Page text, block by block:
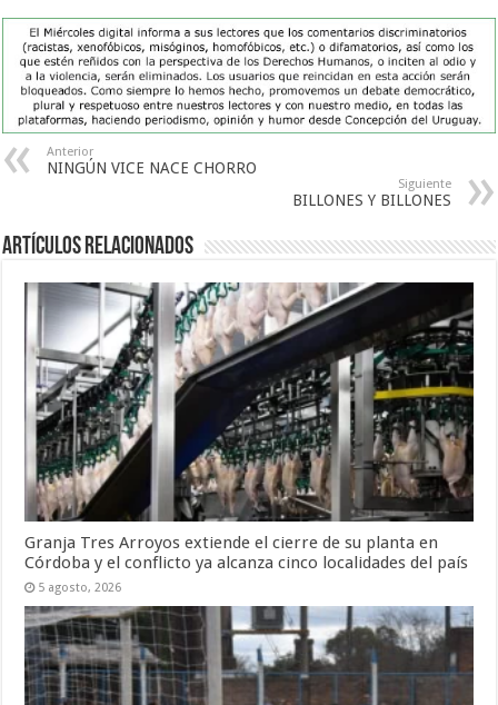
Anterior
NINGÚN VICE NACE CHORRO
Siguiente
BILLONES Y BILLONES
Artículos Relacionados
Granja Tres Arroyos extiende el cierre de su planta en
Córdoba y el conflicto ya alcanza cinco localidades del país
5 agosto, 2026